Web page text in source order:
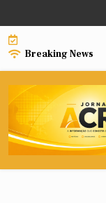
to
content
Breaking News
da dengue